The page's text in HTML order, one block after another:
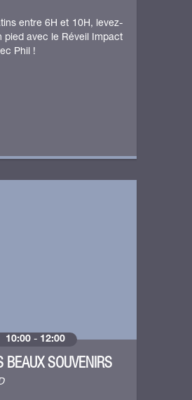
entre 6H et 10H, levez-
pied avec le Réveil Impact
Phil !
10:00- 12:00
BEAUX SOUVENIRS